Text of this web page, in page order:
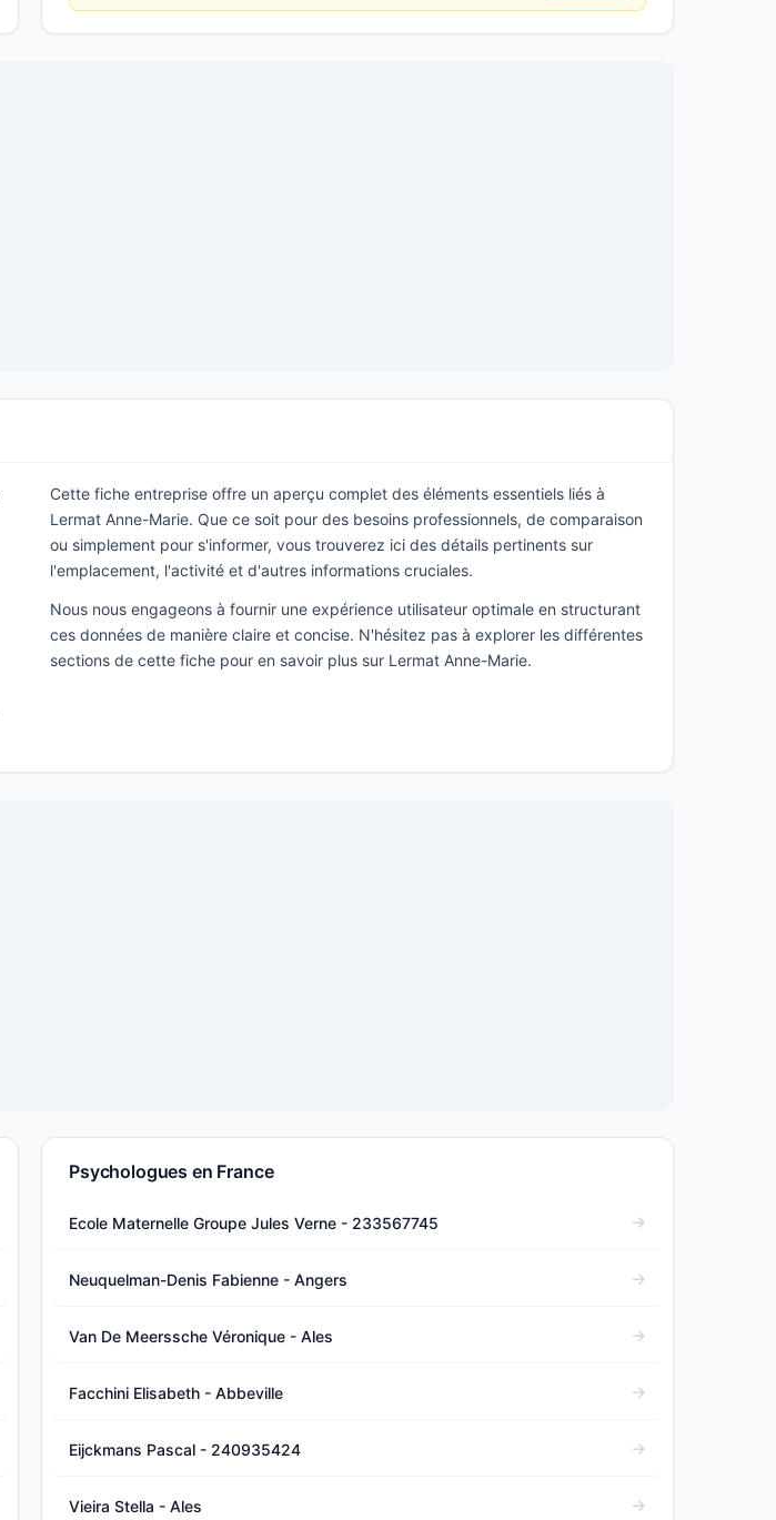
Cette fiche entreprise offre un aperçu complet des éléments essentiels liés à
Lermat Anne-Marie. Que ce soit pour des besoins professionnels, de comparaison
ou simplement pour s'informer, vous trouverez ici des détails pertinents sur
l'emplacement, l'activité et d'autres informations cruciales.
Nous nous engageons à fournir une expérience utilisateur optimale en structurant
ces données de manière claire et concise. N'hésitez pas à explorer les différentes
sections de cette fiche pour en savoir plus sur Lermat Anne-Marie.
Psychologues en France
Ecole Maternelle Groupe Jules Verne - 233567745
Neuquelman-Denis Fabienne - Angers
Van De Meerssche Véronique - Ales
Facchini Elisabeth - Abbeville
Eijckmans Pascal - 240935424
Vieira Stella - Ales